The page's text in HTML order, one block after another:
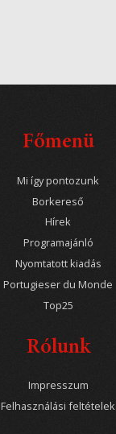
Főmenü
Mi így pontozunk
Borkereső
Hírek
Programajánló
Nyomtatott kiadás
Portugieser du Monde
Top25
Rólunk
Impresszum
Felhasználási feltételek